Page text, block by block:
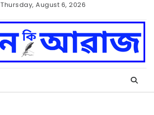
Thursday, August 6, 2026
Home
Cookie
Policy